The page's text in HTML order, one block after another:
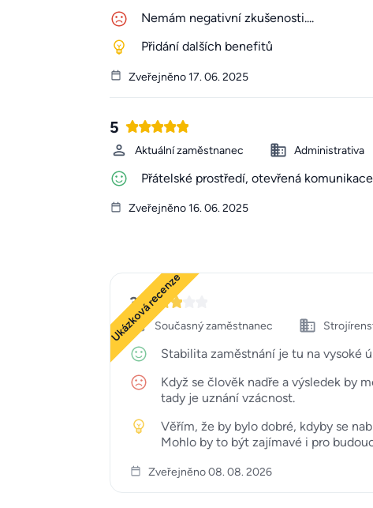
Nemám negativní zkušenosti....
Přidání dalších benefitů
Zveřejněno 17. 06. 2025
5
Aktuální zaměstnanec Administrativa
Přátelské prostředí, otevřená
Zveřejněno 16. 06. 2025
Ukázková recenze
3
Současný zaměstnanec
Stabilita zaměstnání je tu na vysoké
Když se člověk nadře a výsledek by
tady je uznání vzácnost.
Věřím, že by bylo dobré, kdyby se
Mohlo by to být zajímavé i pro
Zveřejněno 08. 08. 2026